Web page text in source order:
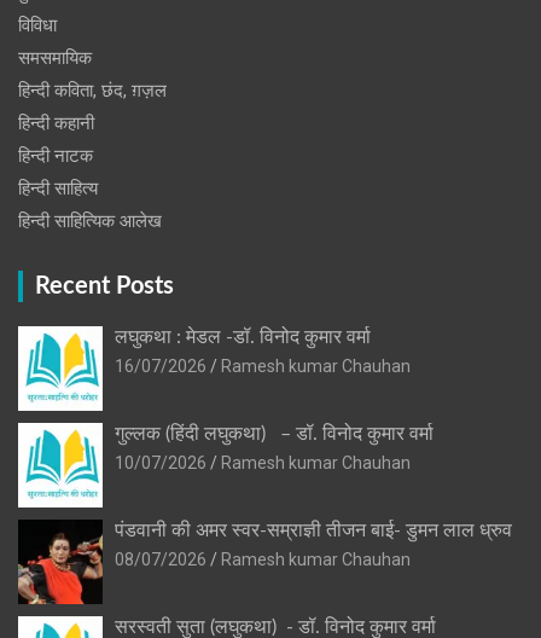
विविधा
समसमायिक
हिन्दी कविता, छंद, ग़ज़ल
हिन्दी कहानी
हिन्‍दी नाटक
हिन्दी साहित्य
हिन्दी साहित्यिक आलेख
Recent Posts
लघुकथा : मेडल -डॉ. विनोद कुमार वर्मा
16/07/2026
Ramesh kumar Chauhan
गुल्लक (हिंदी लघुकथा) – डॉ. विनोद कुमार वर्मा
10/07/2026
Ramesh kumar Chauhan
पंडवानी की अमर स्वर-सम्राज्ञी तीजन बाई- डुमन लाल ध्रुव
08/07/2026
Ramesh kumar Chauhan
सरस्वती सुता (लघुकथा) ​- डॉ. विनोद कुमार वर्मा